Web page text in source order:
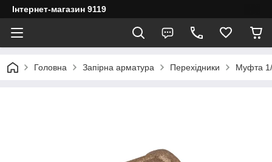
Інтернет-магазин 9119
Головна Запірна арматура Перехідники Муфта